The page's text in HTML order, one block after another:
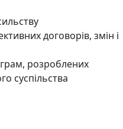
договорів, змін і
розроблених
суспільства